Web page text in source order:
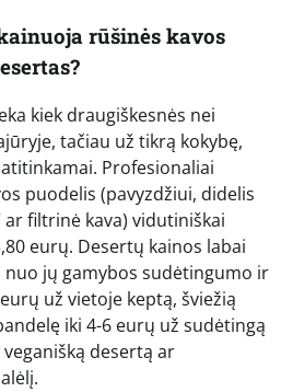
rūšinės kavos
kiek draugiškesnės nei
tačiau už tikrą kokybę,
Profesionaliai
puodelis (pavyzdžiui, didelis
ar filtrinė kava) vidutiniškai
eurų. Desertų kainos labai
jų gamybos sudėtingumo ir
už vietoje keptą, šviežią
iki 4-6 eurų už sudėtingą
desertą ar